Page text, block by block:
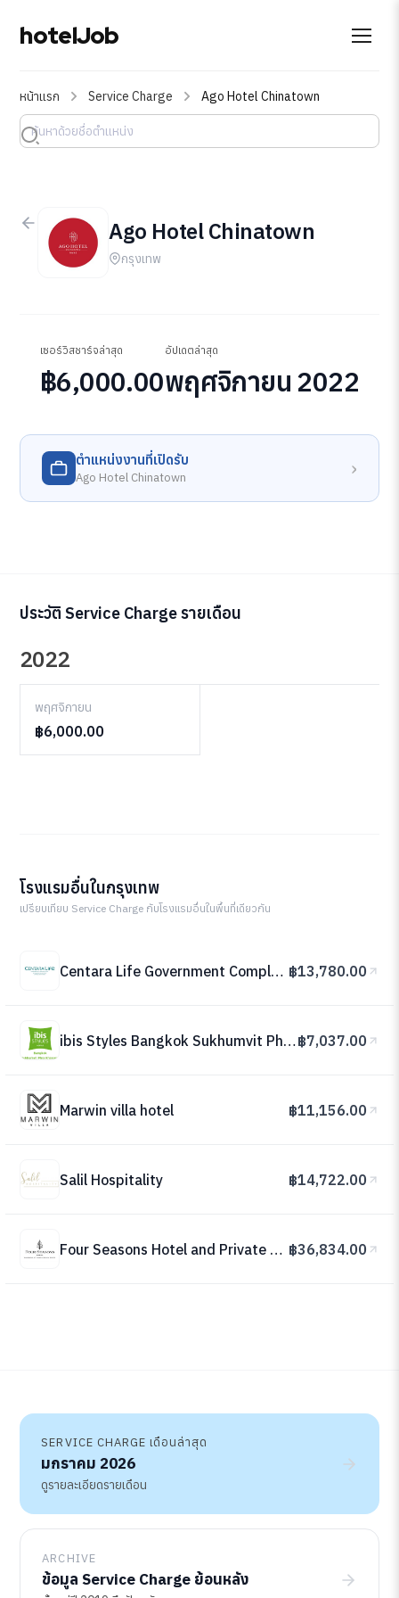
hotelJob
หน้าแรก Service Charge Ago Hotel Chinatown
Ago Hotel Chinatown
กรุงเทพ
เซอร์วิสชาร์จล่าสุด
฿6,000.00
อัปเดตล่าสุด
พฤศจิกายน 2022
ตำแหน่งงานที่เปิดรับ
Ago Hotel Chinatown ›
ประวัติ Service Charge รายเดือน
2022
พฤศจิกายน
฿6,000.00
โรงแรมอื่นในกรุงเทพ
เปรียบเทียบ Service Charge กับโรงแรมอื่นในพื้นที่เดียวกัน
Centara Life Government Complex Hotel & Convention Centre Chaeng Watthana ฿13,780.00
ibis Styles Bangkok Sukhumvit Phra Khanong฿7,037.00
Marwin villa hotel ฿11,156.00
Salil Hospitality ฿14,722.00
Four Seasons Hotel and Private Residences Bangkok at Chao Phraya River ฿36,834.00
SERVICE CHARGE เดือนล่าสุด
มกราคม 2026
ดูรายละเอียดรายเดือน
ARCHIVE
ข้อมูล Service Charge ย้อนหลัง